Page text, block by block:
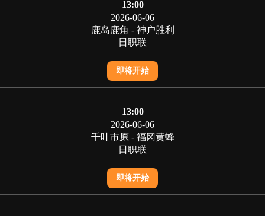
13:00
2026-06-06
鹿岛鹿角 - 神户胜利
日职联
即将开始
13:00
2026-06-06
千叶市原 - 福冈黄蜂
日职联
即将开始